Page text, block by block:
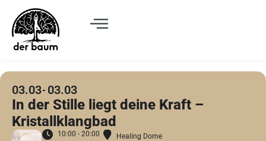
03.03 03.03
In der Stille liegt deine Kraft –
Kristallklangbad
10:00 - 20:00 Healing Dome